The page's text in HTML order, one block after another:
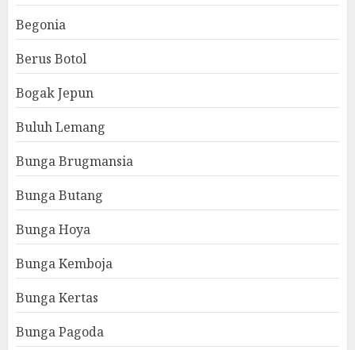
Begonia
Berus Botol
Bogak Jepun
Buluh Lemang
Bunga Brugmansia
Bunga Butang
Bunga Hoya
Bunga Kemboja
Bunga Kertas
Bunga Pagoda